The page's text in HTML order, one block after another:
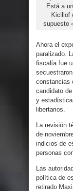
Está a
Kicillof
supuesto
Ahora el
paralizado.
fiscalía fue
constancias
candidato
y
libertarios.
La revisión
de
indicios de
personas
Las
política de
retirado